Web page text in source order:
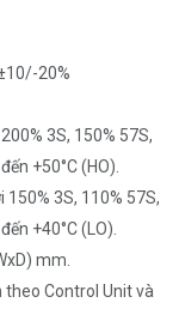
20%
3S, 150% 57S,
+50°C (HO).
3S, 110% 57S,
+40°C (LO).
mm.
theo Control Unit và